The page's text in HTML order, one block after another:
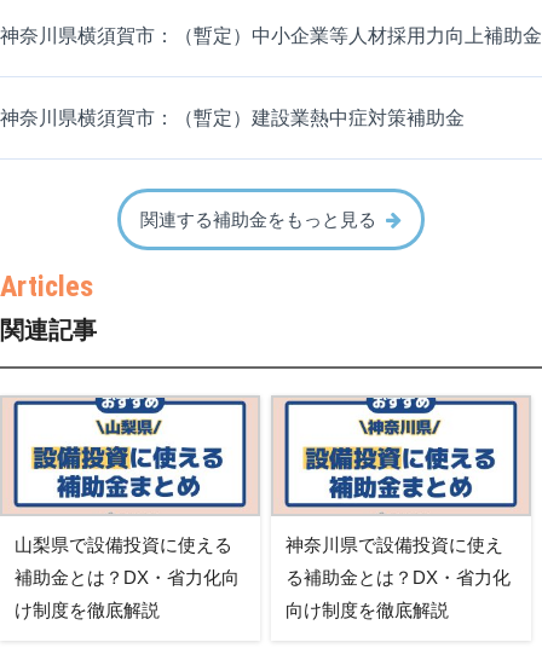
神奈川県横須賀市：（暫定）中小企業等人材採用力向上補助金
神奈川県横須賀市：（暫定）建設業熱中症対策補助金
関連する補助金をもっと見る
関連記事
山梨県で設備投資に使える
補助金とは？DX・省力化向
け制度を徹底解説
神奈川県で設備投資に使え
る補助金とは？DX・省力化
向け制度を徹底解説